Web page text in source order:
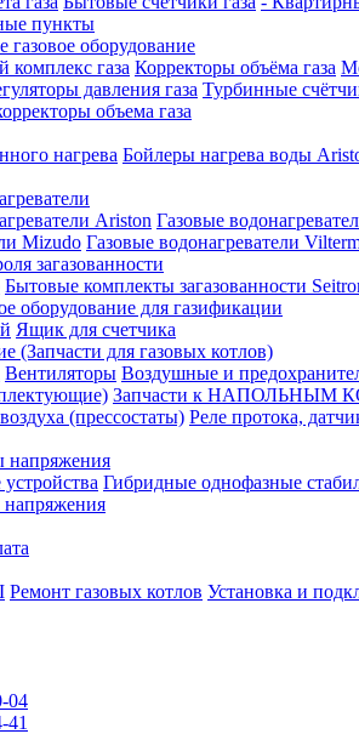
пункты
оборудование
комплекс газа Корректоры объёма газа
давления газа Турбинные
объема газа
нагрева Бойлеры нагрева воды
Ariston Газовые
Mizudo Газовые водонагреватели
загазованности
Бытовые комплекты загазованности
оборудование для газификации
Ящик для счетчика
(Запчасти для газовых котлов)
Вентиляторы Воздушные и
Запчасти к НАПОЛЬНЫМ
(прессостаты) Реле протока,
напряжения
Гибридные однофазные
напряжения
Ремонт газовых котлов Установка и
04
41